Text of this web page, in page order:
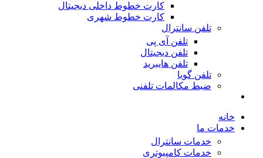
کارت خطوط داخلی دیجیتال
کارت خطوط شهری
تلفن سانترال
تلفن آی پی
تلفن دیجیتال
تلفن هایبرید
تلفن گویا
ضبط مکالمات تلفنی
خانه
خدمات ما
خدمات سانترال
خدمات کامپیوتری